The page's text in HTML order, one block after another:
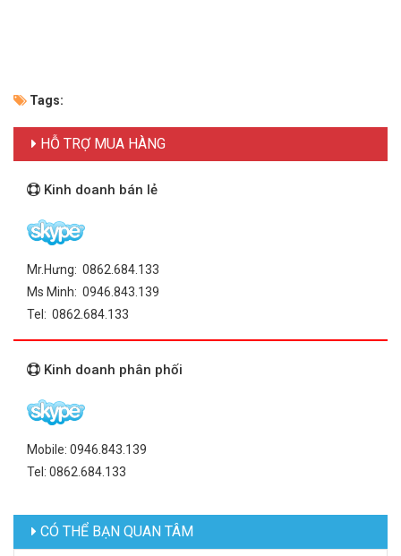
Tags:
HỖ TRỢ MUA HÀNG
Kinh doanh bán lẻ
Mr.Hưng: 0862.684.133
Ms Minh: 0946.843.139
Tel: 0862.684.133
Kinh doanh phân phối
Mobile: 0946.843.139
Tel: 0862.684.133
CÓ THỂ BẠN QUAN TÂM